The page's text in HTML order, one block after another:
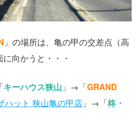
」の場所は、亀の甲の交差点（高
向かうと・・・
キーハウス狭山 」→「GRAND
ハット 狭山亀の甲店」→「柊・